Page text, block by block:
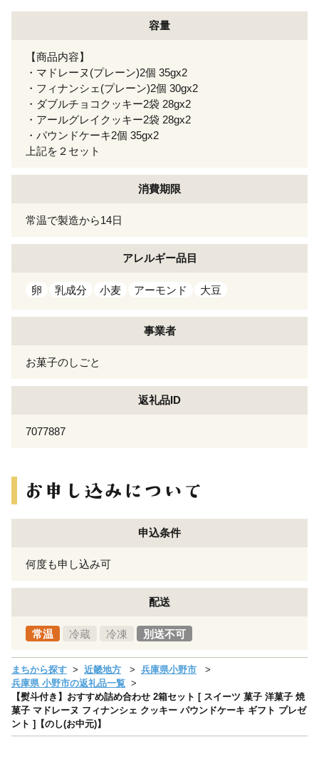
容量
【商品内容】
・マドレーヌ(プレーン)2個 35gx2
・フィナンシェ(プレーン)2個 30gx2
・ダブルチョコクッキー2袋 28gx2
・アールグレイクッキー2袋 28gx2
・パウンドケーキ2個 35gx2
上記を２セット
消費期限
常温で製造から14日
アレルギー品目
卵 乳成分 小麦 アーモンド 大豆
事業者
お菓子のしごと
返礼品ID
7077887
申込条件
何度も申し込み可
配送
常温 冷蔵 冷凍 別送不可
まちから探す 近畿地方
兵庫県小野市
兵庫県 小野市の返礼品一覧
【熨斗付き】おすすめ詰め合わせ 2箱セット [ スイーツ 菓子 洋菓子 焼
菓子 マドレーヌ フィナンシェ クッキー パウンドケーキ ギフト プレゼ
ント ]【のし(お中元)】